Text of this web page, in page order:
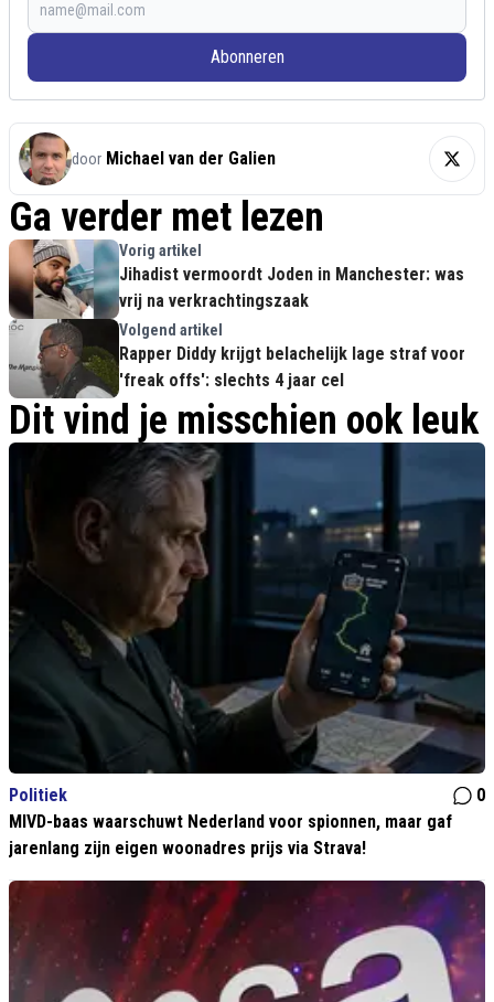
Abonneren
door Michael van der Galien
Ga verder met lezen
Vorig artikel
Jihadist vermoordt Joden in Manchester: was
vrij na verkrachtingszaak
Volgend artikel
Rapper Diddy krijgt belachelijk lage straf voor
'freak offs': slechts 4 jaar cel
Dit vind je misschien ook leuk
Politiek
0
MIVD-baas waarschuwt Nederland voor spionnen, maar gaf
jarenlang zijn eigen woonadres prijs via Strava!